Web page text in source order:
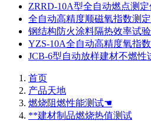
ZRRD-10A型全自动燃点测定
全自动高精度顺磁氧指数测
钢结构防火涂料隔热效率试
YZS-10A全自动高精度氧指
JCB-6型自动放样建材不燃性
首页
产品天地
燃烧阻燃性能测试☚
**建材制品燃烧热值测试